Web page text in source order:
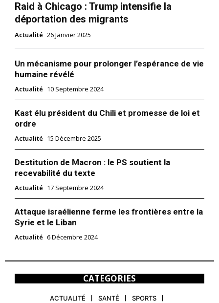
Raid à Chicago : Trump intensifie la
déportation des migrants
Actualité 26 Janvier 2025
Un mécanisme pour prolonger l’espérance de vie
humaine révélé
Actualité 10 Septembre 2024
Kast élu président du Chili et promesse de loi et
ordre
Actualité 15 Décembre 2025
Destitution de Macron : le PS soutient la
recevabilité du texte
Actualité 17 Septembre 2024
Attaque israélienne ferme les frontières entre la
Syrie et le Liban
Actualité 6 Décembre 2024
CATEGORIES
ACTUALITÉ SANTÉ
SPORTS